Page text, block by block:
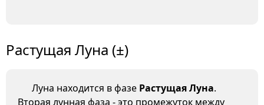
Растущая Луна (±)
Луна находится в фазе Растущая Луна.
Вторая лунная фаза - это промежуток между